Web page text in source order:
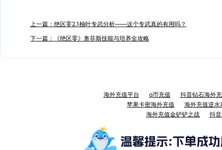
上一篇：绝区零2.1柚叶专武分析——这个专武真的有用吗？
下一篇：《绝区零》奥菲斯技能与培养全攻略
海外充值平台 q币充值
抖音钻石海外
苹果卡密海外充值
海外充值逆水
海外充值金铲铲之战
抖